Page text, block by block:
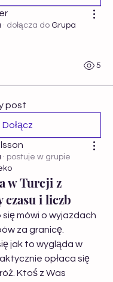
· dołącza do Grupa
5
post
Dołącz
· postuje w grupie
w Turcji z
czasu i liczb
mówi o wyjazdach
za granicę.
jak to wygląda w
opłaca się
Ktoś z Was